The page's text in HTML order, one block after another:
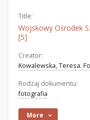
Title:
Wojskowy Ośrodek
[5]
Creator:
Kowalewska, Teresa.
Rodzaj dokumentu:
fotografia
More